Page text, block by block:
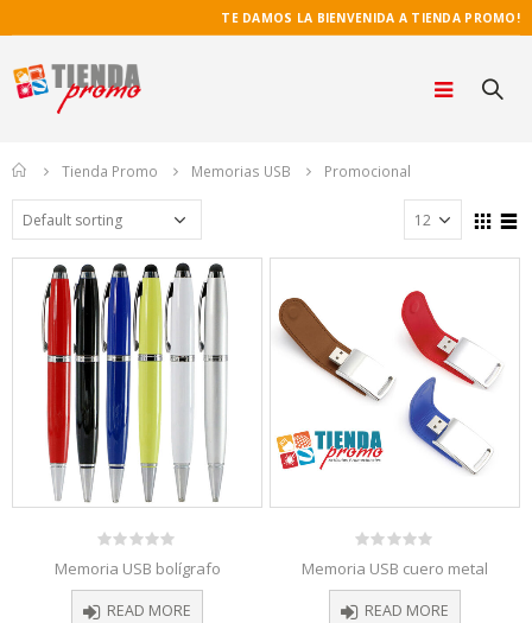
TE DAMOS LA BIENVENIDA A TIENDA PROMO!
Home
Tienda Promo Memorias USB Promocional
0
out
of
5
Memoria USB bolígrafo
READ MORE
out
of
5
Memoria USB cuero metal
READ MORE